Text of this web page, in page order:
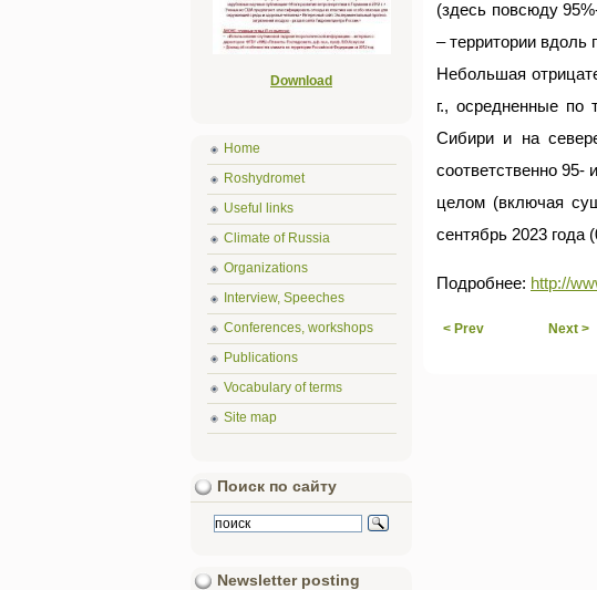
(здесь повсюду
– территории
Небольшая
г., осредненные
Сибири и на
соответственно
целом (включая
сентябрь 2023 года
Подробнее: http://
< Prev Next >
Download
Home
Roshydromet
Useful links
Climate of Russia
Organizations
Interview, Speeches
Conferences, workshops
Publications
Vocabulary of terms
Site map
Поиск по сайту
Newsletter posting